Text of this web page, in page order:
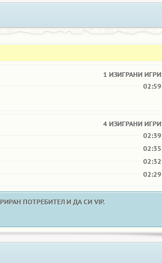
1 ИЗИГРАНИ ИГРИ
02:59
4 ИЗИГРАНИ ИГРИ
02:39
02:35
02:32
02:29
ПОТРЕБИТЕЛ И ДА СИ VIP.